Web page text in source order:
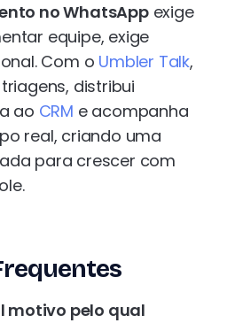
no WhatsAppexige
equipe, exige
Com o Umbler Talk,
distribui
ao CRM e acompanha
real, criando uma
para crescer com
motivo pelo qual